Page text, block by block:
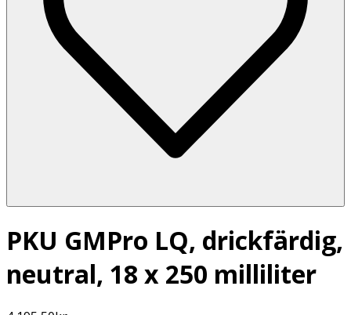
PKU GMPro LQ, drickfärdig,
neutral, 18 x 250 milliliter